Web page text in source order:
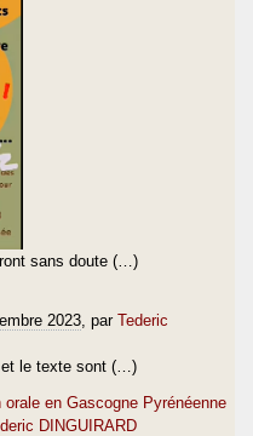
sans doute (…)
2023 , par Tederic
et le texte sont (…)
en Gascogne Pyrénéenne
DINGUIRARD